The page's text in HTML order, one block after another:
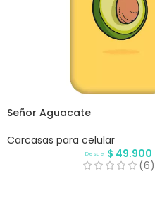
Señor Aguacate
Carcasas para celular
Desde $ 49.900
(6)